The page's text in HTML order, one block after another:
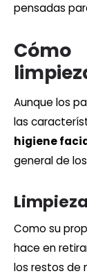
pensadas
Aunque los
las
higiene
general de
Limpieza
Como su
hace en
los restos de